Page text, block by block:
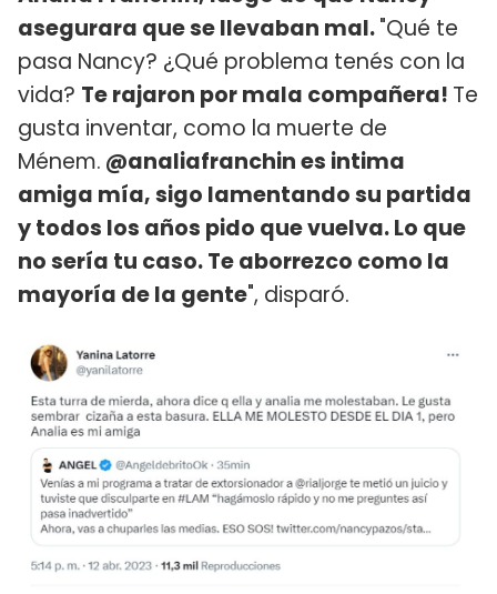
asegurara que se llevaban mal."Qué te
pasa Nancy? ¿Qué problema tenés con la
vida? Te rajaron por mala compañera! Te
gusta inventar, como la muerte de
Ménem. @analiafranchin es intima
amiga mía, sigo lamentando su partida
y todos los años pido que vuelva. Lo que
no sería tu caso. Te aborrezco como la
mayoría de la gente", disparó.